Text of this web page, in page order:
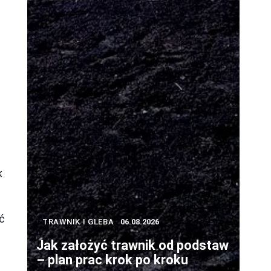
TRAWNIK I GLEBA 06.08.2026
Jak założyć trawnik od podstaw
– plan prac krok po kroku